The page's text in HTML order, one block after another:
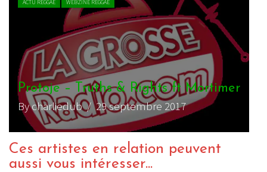
ACTU REGGAE WEBZINE REGGAE
Protoje – Truths & Rights ft Mortimer
By charliedub/ 29 septembre 2017
Ces artistes en relation peuvent
aussi vous intéresser...